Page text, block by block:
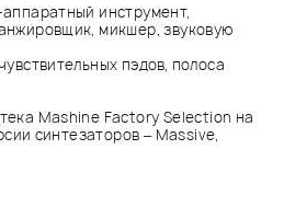
инструмент,
микшер, звуковую
пэдов, полоса
Mashine Factory Selection на
синтезаторов – Massive,